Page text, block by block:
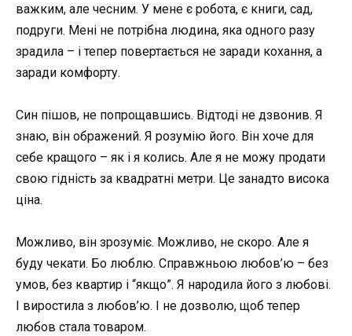
важким, але чесним. У мене є робота, є книги, сад,
подруги. Мені не потрібна людина, яка одного разу
зрадила – і тепер повертається не заради кохання, а
заради комфорту.
Син пішов, не попрощавшись. Відтоді не дзвонив. Я
знаю, він ображений. Я розумію його. Він хоче для
себе кращого – як і я колись. Але я не можу продати
свою гідність за квадратні метри. Це занадто висока
ціна.
Можливо, він зрозуміє. Можливо, не скоро. Але я
буду чекати. Бо люблю. Справжньою любов’ю – без
умов, без квартир і “якщо”. Я народила його з любові.
І виростила з любов’ю. І не дозволю, щоб тепер
любов стала товаром.